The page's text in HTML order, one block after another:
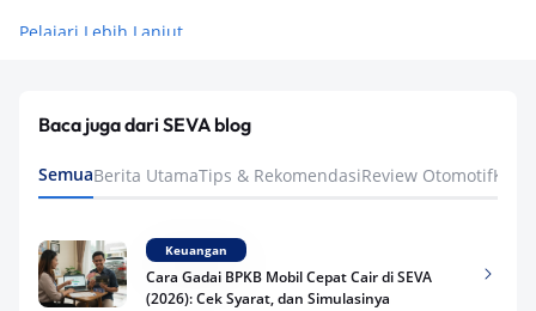
Pelajari Lebih Lanjut
Baca juga dari SEVA blog
SemuaBerita UtamaTips & RekomendasiReview Otomotif
Keuangan
Cara Gadai BPKB Mobil Cepat Cair di SEVA
(2026): Cek Syarat, dan Simulasinya